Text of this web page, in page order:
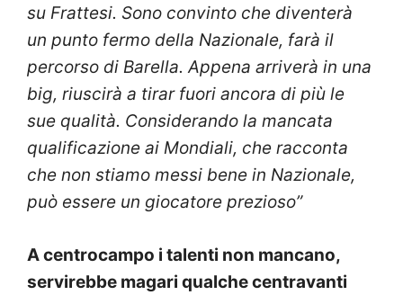
su Frattesi. Sono convinto che diventerà
un punto fermo della Nazionale, farà il
percorso di Barella. Appena arriverà in una
big, riuscirà a tirar fuori ancora di più le
sue qualità. Considerando la mancata
qualificazione ai Mondiali, che racconta
che non stiamo messi bene in Nazionale,
può essere un giocatore prezioso”
A centrocampo i talenti non mancano,
servirebbe magari qualche centravanti